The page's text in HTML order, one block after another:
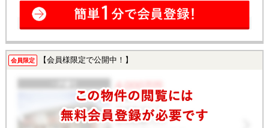
会員限定 【会員様限定で公開中！】